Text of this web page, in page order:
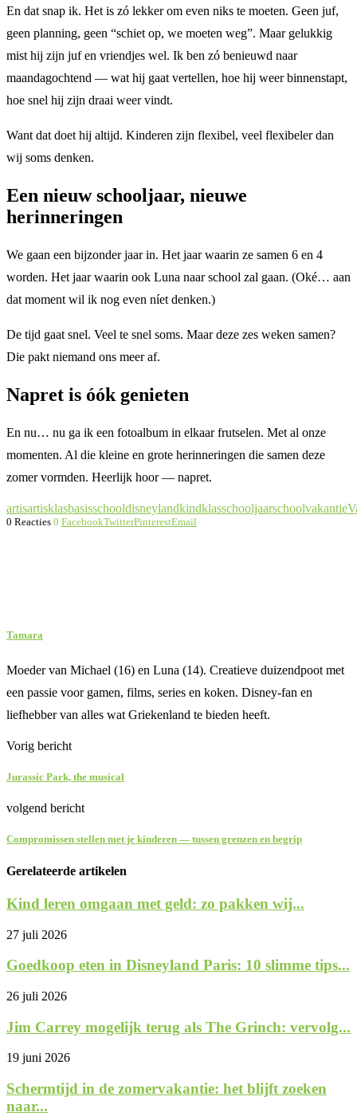
En dat snap ik. Het is zó lekker om even niks te moeten. Geen juf,
geen planning, geen “schiet op, we moeten weg”. Maar gelukkig
mist hij zijn juf en vriendjes wel. Ik ben zó benieuwd naar
maandagochtend — wat hij gaat vertellen, hoe hij weer binnenstapt,
hoe snel hij zijn draai weer vindt.
Want dat doet hij altijd. Kinderen zijn flexibel, veel flexibeler dan
wij soms denken.
Een nieuw schooljaar, nieuwe
herinneringen
We gaan een bijzonder jaar in. Het jaar waarin ze samen 6 en 4
worden. Het jaar waarin ook Luna naar school zal gaan. (Oké… aan
dat moment wil ik nog even níet denken.)
De tijd gaat snel. Veel te snel soms. Maar deze zes weken samen?
Die pakt niemand ons meer af.
Napret is óók genieten
En nu… nu ga ik een fotoalbum in elkaar frutselen. Met al onze
momenten. Al die kleine en grote herinneringen die samen deze
zomer vormden. Heerlijk hoor — napret.
artisartisklasbasisschooldisneylandkindklasschooljaarschoolvakantie
0 Reacties 0 FacebookTwitterPinterestEmail
Tamara
Moeder van Michael (16) en Luna (14). Creatieve duizendpoot met
een passie voor gamen, films, series en koken. Disney-fan en
liefhebber van alles wat Griekenland te bieden heeft.
Vorig bericht
Jurassic Park, the musical
volgend bericht
Compromissen stellen met je kinderen — tussen grenzen en begrip
Gerelateerde artikelen
Kind leren omgaan met geld: zo pakken wij...
27 juli 2026
Goedkoop eten in Disneyland Paris: 10 slimme tips...
26 juli 2026
Jim Carrey mogelijk terug als The Grinch: vervolg...
19 juni 2026
Schermtijd in de zomervakantie: het blijft zoeken
naar...